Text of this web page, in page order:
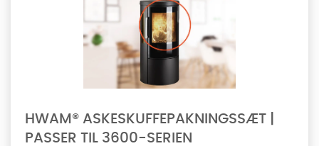
HWAM® ASKESKUFFEPAKNINGSSÆT |
PASSER TIL 3600-SERIEN